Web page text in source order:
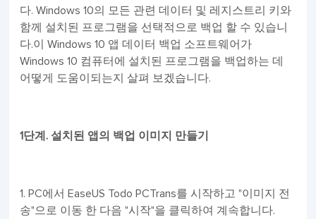
다. Windows 10의 모든 관련 데이터 및 레지스트리 키와
함께 설치된 프로그램을 선택적으로 백업 할 수 있습니
다.이 Windows 10 앱 데이터 백업 소프트웨어가
Windows 10 컴퓨터에 설치된 프로그램을 백업하는 데
어떻게 도움이되는지 살펴 보겠습니다.
1단계. 설치된 앱의 백업 이미지 만들기
1. PC에서 EaseUS Todo PCTrans를 시작하고 "이미지 전
송"으로 이동 한 다음 "시작"을 클릭하여 계속합니다.